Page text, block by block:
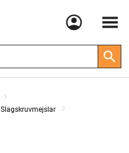
Meny
Slagskruvmejslar